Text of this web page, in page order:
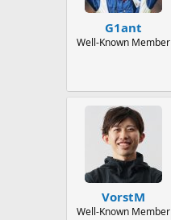
G1ant
Well-Known Member
VorstM
Well-Known Member